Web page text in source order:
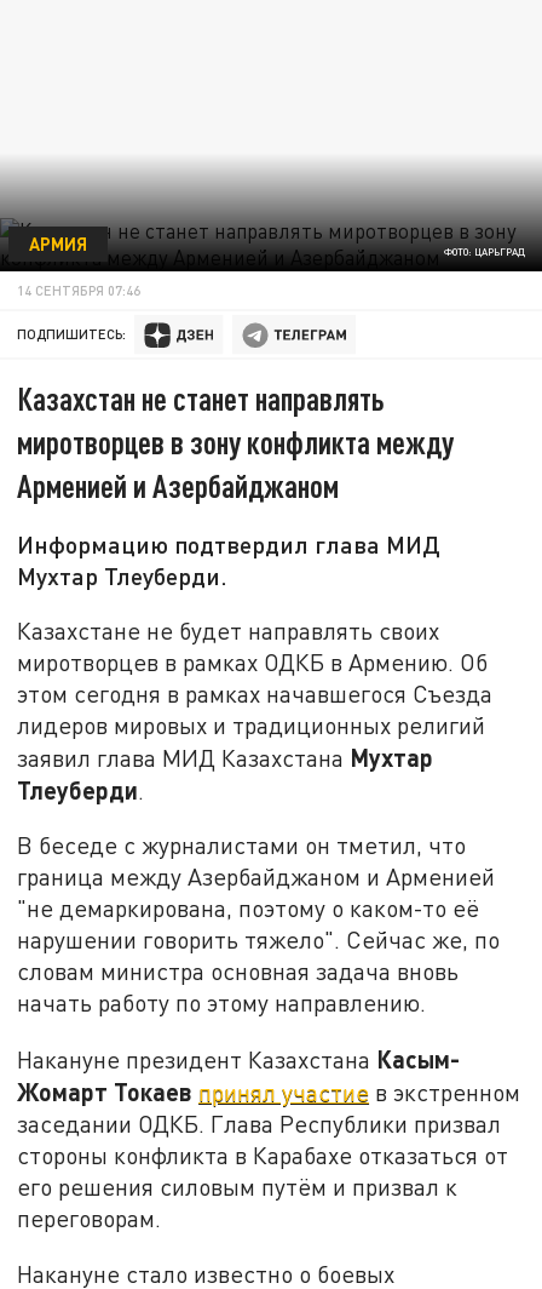
ФОТО: ЦАРЬГРАД
АРМИЯ
14 СЕНТЯБРЯ 07:46
ПОДПИШИТЕСЬ:
Казахстан не станет направлять
миротворцев в зону конфликта между
Арменией и Азербайджаном
Информацию подтвердил глава МИД
Мухтар Тлеуберди.
Казахстане не будет направлять своих
миротворцев в рамках ОДКБ в Армению. Об
этом сегодня в рамках начавшегося Съезда
лидеров мировых и традиционных религий
заявил глава МИД Казахстана Мухтар
Тлеуберди.
В беседе с журналистами он тметил, что
граница между Азербайджаном и Арменией
"не демаркирована, поэтому о каком-то её
нарушении говорить тяжело". Сейчас же, по
словам министра основная задача вновь
начать работу по этому направлению.
Накануне президент Казахстана Касым-
Жомарт Токаев принял участие в экстренном
заседании ОДКБ. Глава Республики призвал
стороны конфликта в Карабахе отказаться от
его решения силовым путём и призвал к
переговорам.
Накануне стало известно о боевых